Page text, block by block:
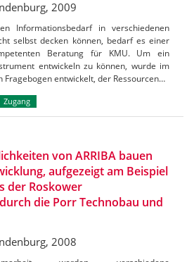
2009
Informationsbedarf in verschiedenen
selbst decken können, bedarf es einer
Beratung für KMU. Um ein
entwickeln zu können, wurde im
Fragebogen entwickelt, der Ressourcen…
Zugang
von ARRIBA bauen
aufgezeigt am Beispiel
der Roskower
die Porr Technobau und
2008